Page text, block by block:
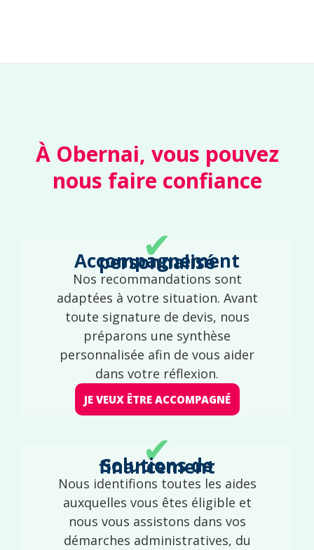
À Obernai, vous pouvez
nous faire confiance
✔
Accompagnement personnalisé
Nos recommandations sont
adaptées à votre situation. Avant
toute signature de devis, nous
préparons une synthèse
personnalisée afin de vous aider
dans votre réflexion.
JE VEUX ÊTRE ACCOMPAGNÉ
✔
Solutions de financement
Nous identifions toutes les aides
auxquelles vous êtes éligible et
nous vous assistons dans vos
démarches administratives, du